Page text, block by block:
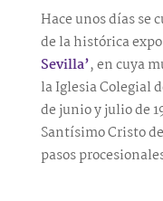
Hace unos días se
de la histórica
Sevilla’, en cuya
la Iglesia Colegial
de junio y julio de
Santísimo Cristo
pasos